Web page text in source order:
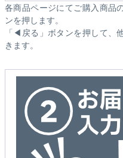
各商品ページにてご購入商品
ンを押します。
「◀戻る」ボタンを押して、
きます。